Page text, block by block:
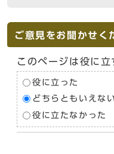
ご意見をお聞かせく
このページは役に立
役に立った
どちらともいえない
役に立たなかった